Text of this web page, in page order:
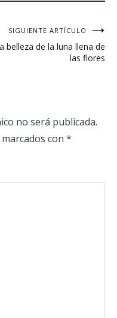
SIGUIENTE ARTÍCULO
belleza de la luna llena de
las flores
no será publicada.
con *